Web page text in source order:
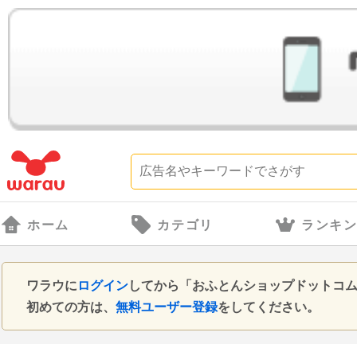
ホーム カテゴリ ランキ
ワラウに ログインしてから「おふとんショップドットコ
初めての方は、 無料ユーザー登録をしてください。